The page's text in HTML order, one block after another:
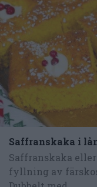
Saffranskaka i
Saffranskaka
fyllning av